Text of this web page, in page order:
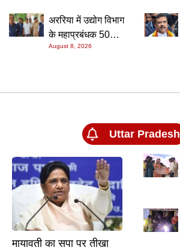
स्वास्थ्य क्षेत्र के
विकास पर चर्चा
अररिया में उद्योग विभाग
के महाप्रबंधक 50
हजार घूस लेते
बरामद हुई रिश्वत की
August 8, 2026
Uttar Pradesh
मायावती का सपा पर तीखा